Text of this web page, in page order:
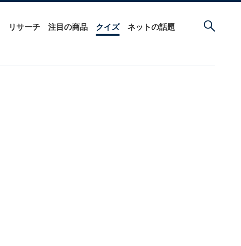
リサーチ 注目の商品 クイズ ネットの話題